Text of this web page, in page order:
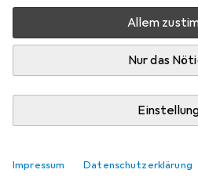
Allem
Nur das
Impressum Datenschutzerklärung
Nur 3 Stück an Lager beim
Benachrichtigen, wenn
In den
Vergleichen